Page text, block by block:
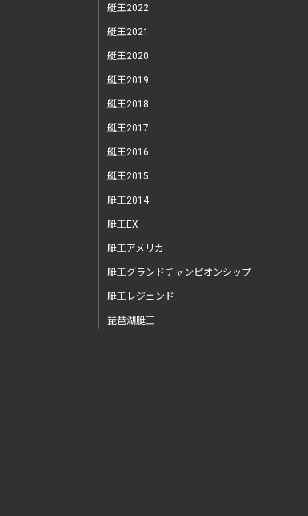
艇王2022
艇王2021
艇王2020
艇王2019
艇王2018
艇王2017
艇王2016
艇王2015
艇王2014
艇王EX
艇王アメリカ
艇王グランドチャンピオンシップ
艇王レジェンド
琵琶湖艇王